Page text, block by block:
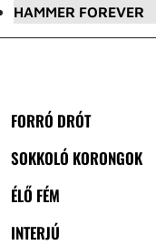
HAMMER FOREVER
FORRÓ DRÓT
SOKKOLÓ KORONGOK
ÉLŐ FÉM
INTERJÚ